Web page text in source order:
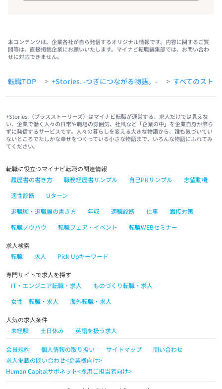
本コンテンツは、企業各社が自ら発信するオリジナル情報です。内容に関するご質
問等は、直接掲載企業にお願いいたします。マイナビ転職編集部では、お問い合わ
せに対応できません。
転職TOP > +Stories. -つぎにつながる物語。- > すべてのスト
+Stories.（プラスストーリーズ）はマイナビ転職が運営する、求人だけでは見えな
い、企業で働く人々の日常や職場の雰囲気、社風など「企業の中」を企業自身が飾ら
ずに発信するサービスです。人々の暮らしを変える大きな物語から、誰も気づいてい
ないところでたしかな幸せをつくっている小さな物語まで、いろんな物語にふれてみ
てください。
転職に役立つマイナビ転職の関連情報
履歴書の書き方
職務経歴書サンプル 自己PRサンプル
志望動機
適性診断
Uターン
退職願・退職届の書き方
年収 適職診断 仕事
面接対策
転職ノウハウ
転職フェア・イベント 転職WEBセミナー
求人検索
転職
求人 Pick Upキーワード
専門サイトで求人を探す
IT・エンジニア転職・求人
ものづくり転職・求人
女性 転職・求人
海外転職・求人
人気の求人条件
未経験
土日休み 英語を扱う求人
会員規約 個人情報の取り扱い サイトマップ
問い合わせ
求人掲載の問い合わせ<企業様向け>
Human Capitalサポネット<採用ご担当者向け>